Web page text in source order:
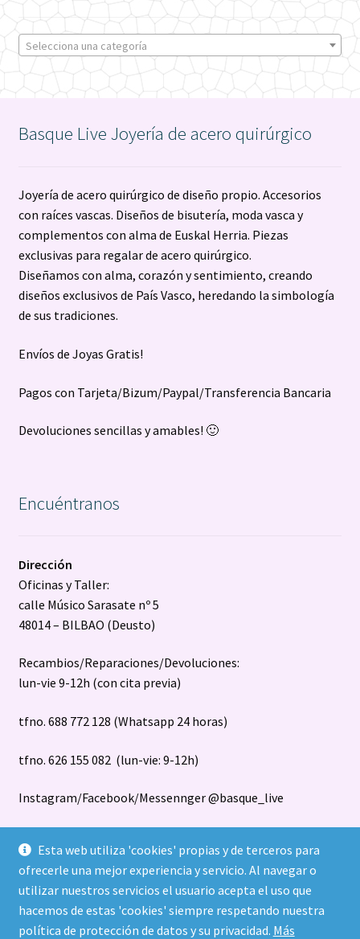
Esta web utiliza 'cookies' propias y de terceros para
ofrecerle una mejor experiencia y servicio. Al navegar o
utilizar nuestros servicios el usuario acepta el uso que
hacemos de estas 'cookies' siempre respetando nuestra
política de protección de datos y su privacidad. Más
Selecciona una categoría
Basque Live Joyería de acero quirúrgico
Joyería de acero quirúrgico de diseño propio. Accesorios
con raíces vascas. Diseños de bisutería, moda vasca y
complementos con alma de Euskal Herria. Piezas
exclusivas para regalar de acero quirúrgico.
Diseñamos con alma, corazón y sentimiento, creando
diseños exclusivos de País Vasco, heredando la simbología
de sus tradiciones.
Envíos de Joyas Gratis!
Pagos con Tarjeta/Bizum/Paypal/Transferencia Bancaria
Devoluciones sencillas y amables! 🙂
Encuéntranos
Dirección
Oficinas y Taller:
calle Músico Sarasate nº 5
48014 – BILBAO (Deusto)
Recambios/Reparaciones/Devoluciones:
lun-vie 9-12h (con cita previa)
tfno. 688 772 128 (Whatsapp 24 horas)
tfno. 626 155 082 (lun-vie: 9-12h)
Instagram/Facebook/Messennger @basque_live